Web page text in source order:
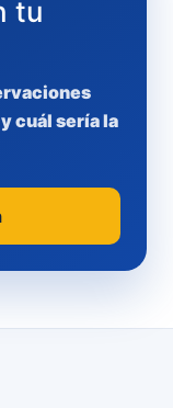
tu
cuál sería la